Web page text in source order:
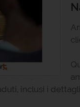
inclusi i